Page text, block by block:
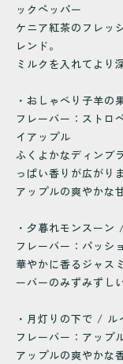
ックペッパー
ケニア紅茶のフレッ
レンド。
ミルクを入れてより
・おしゃべり子羊の
フレーバー：ストロ
イアップル
ふくよかなディンブ
っぱい香りが広がり
アップルの爽やかな
・夕暮れモンスーン
フレーバー：パッシ
華やかに香るジャス
ーバーのみずみずし
・月灯りの下で / ル
フレーバー：アッ
アップルの爽やかな